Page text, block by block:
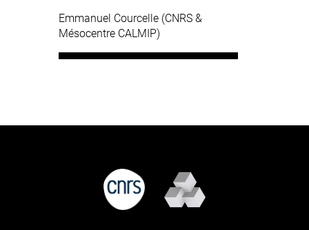
Emmanuel Courcelle (CNRS &
Mésocentre CALMIP)